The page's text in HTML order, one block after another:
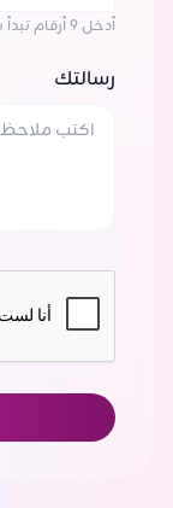
أدخل 9 أرقام تبدأ بـ 5
رسالتك